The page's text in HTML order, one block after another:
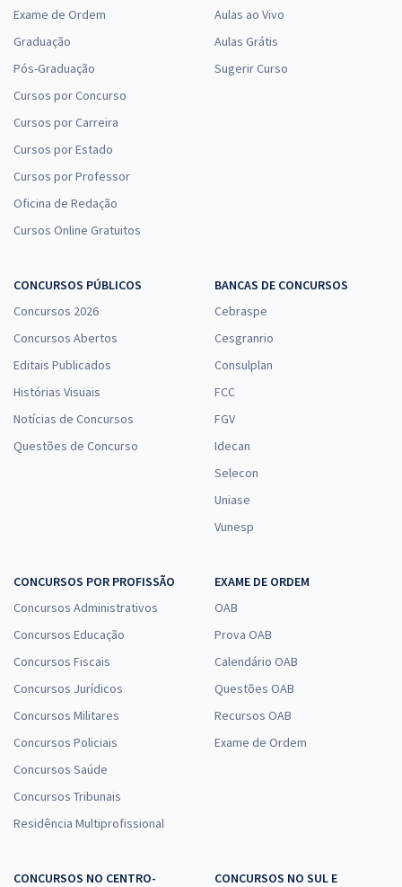
Exame de Ordem
Graduação
Pós-Graduação
Cursos por Concurso
Cursos por Carreira
Cursos por Estado
Cursos por Professor
Oficina de Redação
Cursos Online Gratuitos
Aulas ao Vivo
Aulas Grátis
Sugerir Curso
CONCURSOS PÚBLICOS
Concursos 2026
Concursos Abertos
Editais Publicados
Histórias Visuais
Notícias de Concursos
Questões de Concurso
BANCAS DE CONCURSOS
Cebraspe
Cesgranrio
Consulplan
FCC
FGV
Idecan
Selecon
Uniase
Vunesp
CONCURSOS POR PROFISSÃO
Concursos Administrativos
Concursos Educação
Concursos Fiscais
Concursos Jurídicos
Concursos Militares
Concursos Policiais
Concursos Saúde
Concursos Tribunais
Residência Multiprofissional
EXAME DE ORDEM
OAB
Prova OAB
Calendário OAB
Questões OAB
Recursos OAB
Exame de Ordem
CONCURSOS NO CENTRO-
CONCURSOS NO SUL E